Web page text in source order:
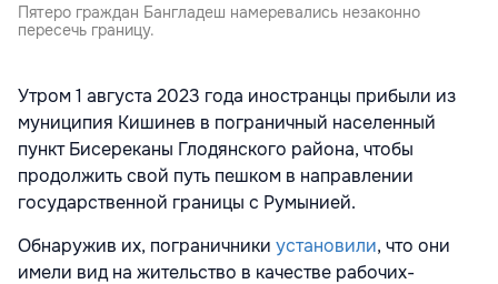
Пятеро граждан Бангладеш намеревались незаконно
пересечь границу.
Утром 1 августа 2023 года иностранцы прибыли из
муниципия Кишинев в пограничный населенный
пункт Бисереканы Глодянского района, чтобы
продолжить свой путь пешком в направлении
государственной границы с Румынией.
Обнаружив их, пограничники установили, что они
имели вид на жительство в качестве рабочих-